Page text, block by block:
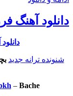
دانلود آهنگ
شنونده ترانه جدید
– Bache